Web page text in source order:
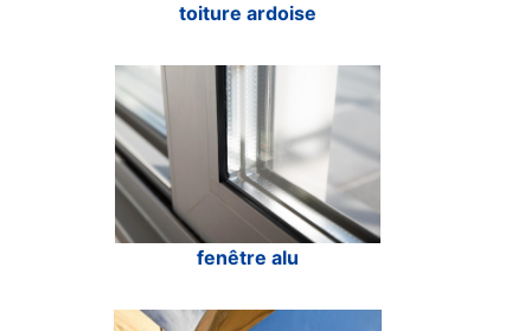
toiture ardoise
fenêtre alu